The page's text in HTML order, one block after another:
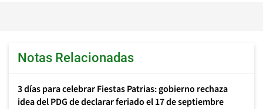
Notas Relacionadas
3 días para celebrar Fiestas Patrias: gobierno rechaza
idea del PDG de declarar feriado el 17 de septiembre